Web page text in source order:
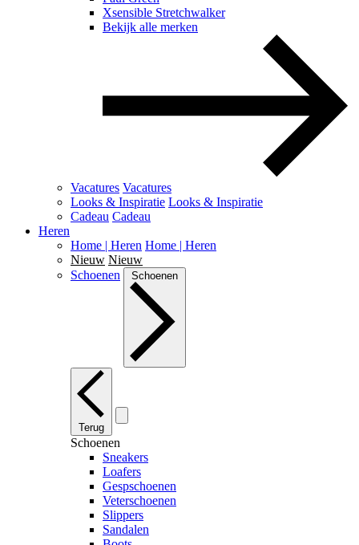
Xsensible Stretchwalker
Bekijk alle merken
Vacatures Vacatures
Looks & Inspiratie Looks & Inspiratie
Cadeau Cadeau
Heren
Home | Heren Home | Heren
Nieuw Nieuw
Schoenen
Schoenen
Terug
Schoenen
Sneakers
Loafers
Gespschoenen
Veterschoenen
Slippers
Sandalen